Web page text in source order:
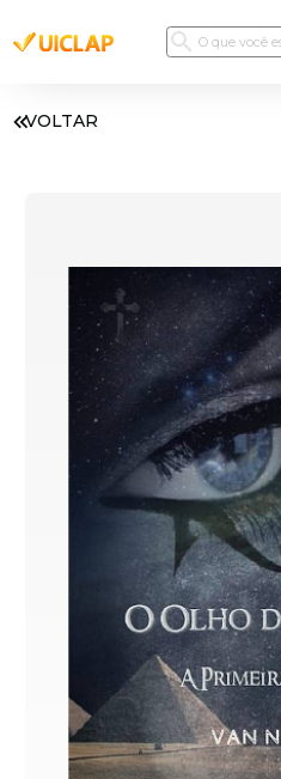
VOLTAR